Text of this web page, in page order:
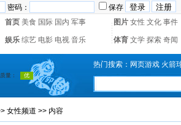
密码：
保存
首页 美食 国际 国内 军事 图片 女性 文化 事件
娱乐 综艺 电影 电视 音乐 体育 文学 探索 奇闻
热门搜索： 网页游戏 火箭
女性频道 >> 内容